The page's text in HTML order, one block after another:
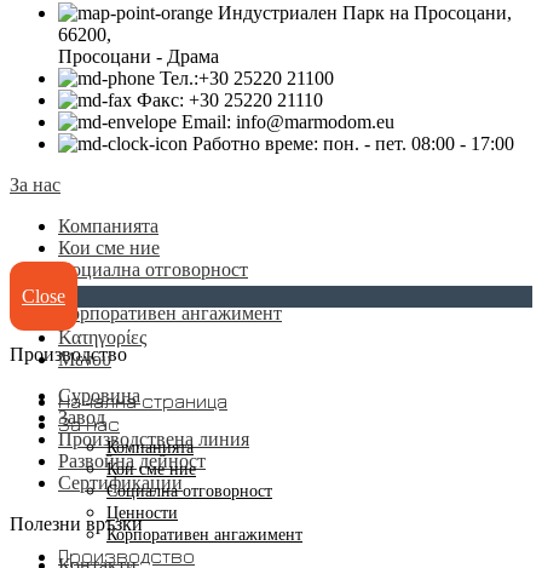
Индустриален Парк на Просоцани,
66200,
Просоцани - Драма
Тел.:+30 25220 21100
Факс: +30 25220 21110
Email: info@marmodom.eu
Работно време: пон. - пет. 08:00 - 17:00
За нас
Компанията
Кои сме ние
Социална отговорност
Ценности
Корпоративен ангажимент
Производство
Суровина
Завод
Производствена линия
Развойна дейност
Сертификации
Полезни връзки
Close
Κατηγορίες
Μενου
Начална страница
За нас
Компанията
Кои сме ние
Социална отговорност
Ценности
Корпоративен ангажимент
Производство